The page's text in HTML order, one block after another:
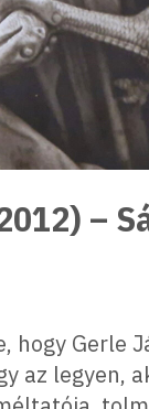
–
hogy
az legyen,